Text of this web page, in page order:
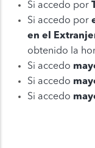
Si accedo por
Si accedo por
en el
obtenido la
Si accedo
Si accedo
Si accedo